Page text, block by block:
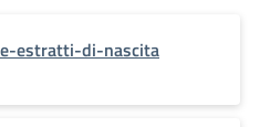
estratti-di-nascita